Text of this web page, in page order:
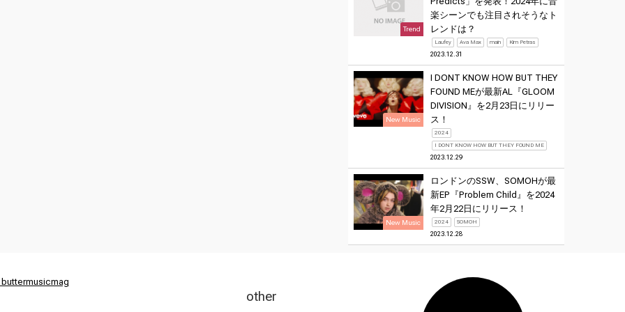
Trend
楽シーンでも注目されそうなト
レンドは？
Laufey Ava Max main Kim Petras
2023.12.31
New Music
I DONT KNOW HOW BUT THEY
FOUND MEが最新AL『GLOOM
DIVISION』を2月23日にリリー
ス！
2024
I DONT KNOW HOW BUT THEY FOUND ME
2023.12.29
New Music
ロンドンのSSW、SOMOHが最
新EP『Problem Child』を2024
年2月22日にリリース！
2024 SOMOH
2023.12.28
other